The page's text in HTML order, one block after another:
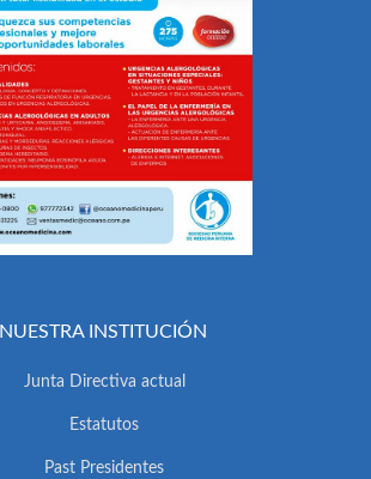
NUESTRA INSTITUCIÓN
Junta Directiva actual
Estatutos
Past Presidentes